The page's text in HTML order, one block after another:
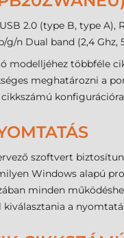
2.0 (type B, type
g/n Dual band (2,4 Ghz,
modelljéhez többféle
meghatározni a
szoftvert
Windows alapú
minden
a